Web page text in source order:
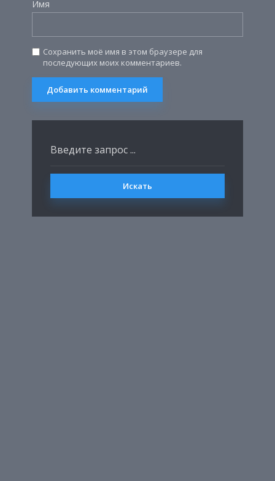
Имя
Сохранить моё имя в этом браузере для
последующих моих комментариев.
Искать